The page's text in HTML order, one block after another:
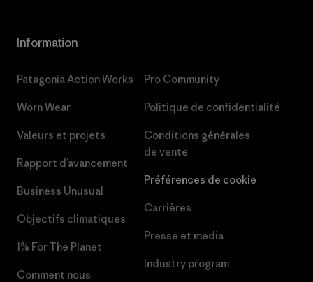
Information
Patagonia Action Works
Worn Wear
Valeurs et projets
Rapport d’avancement
Business Unusual
Objectifs climatiques
1% For The Planet
Comment nous
Pro Community
Politique de confidentialité
Conditions générales
de vente
Préférences de cookie
Carrières
Presse et media
Industry program